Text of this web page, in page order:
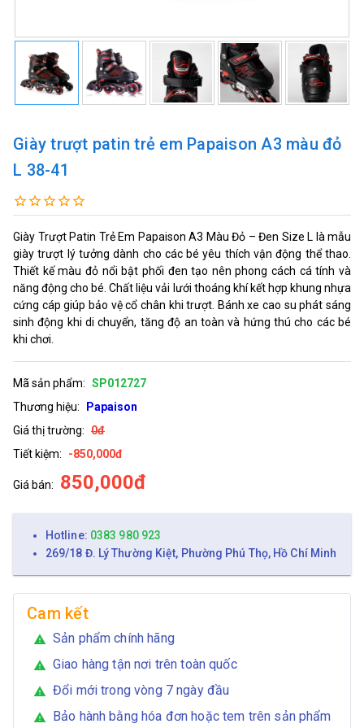
Giày trượt patin trẻ em Papaison A3 màu đỏ
L 38-41
Giày Trượt Patin Trẻ Em Papaison A3 Màu Đỏ – Đen Size L là mẫu
giày trượt lý tưởng dành cho các bé yêu thích vận động thể thao.
Thiết kế màu đỏ nổi bật phối đen tạo nên phong cách cá tính và
năng động cho bé. Chất liệu vải lưới thoáng khí kết hợp khung nhựa
cứng cáp giúp bảo vệ cổ chân khi trượt. Bánh xe cao su phát sáng
sinh động khi di chuyển, tăng độ an toàn và hứng thú cho các bé
khi chơi.
Mã sản phẩm: SP012727
Thương hiệu:
Papaison
Giá thị trường: 0đ
Tiết kiệm:
-850,000đ
Giá bán: 850,000đ
Hotline: 0383 980 923
269/18 Đ. Lý Thường Kiệt, Phường Phú Thọ, Hồ Chí Minh
Cam kết
warning Sản phẩm chính hãng
warning Giao hàng tận nơi trên toàn quốc
warning Đổi mới trong vòng 7 ngày đầu
warning Bảo hành bằng hóa đơn hoặc tem trên sản phẩm